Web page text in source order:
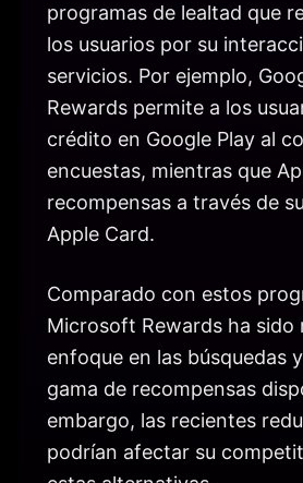
programas de lealtad que
los usuarios por su
servicios. Por ejemplo,
Rewards permite a los
crédito en Google Play al
encuestas, mientras que
recompensas a través de
Apple Card.
Comparado con estos
Microsoft Rewards ha sido
enfoque en las búsquedas
gama de recompensas
embargo, las recientes
podrían afectar su